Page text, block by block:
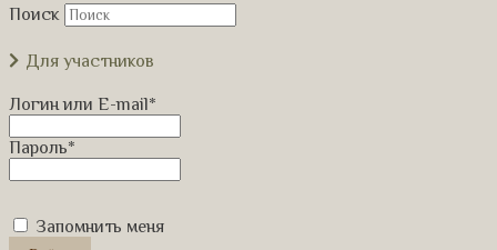
Поиск
Для участников
Логин или E-mail*
Пароль*
Запомнить меня